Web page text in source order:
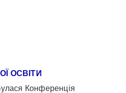
ОСВІТИ
Конференція